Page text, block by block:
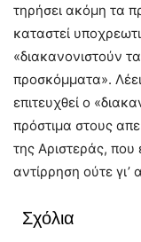
τηρήσει ακόμη τα
καταστεί
«διακανονιστούν
προσκόμματα».
επιτευχθεί ο
πρόστιμα στους
της Αριστεράς, που
αντίρρηση ούτε γι’
Σχόλια